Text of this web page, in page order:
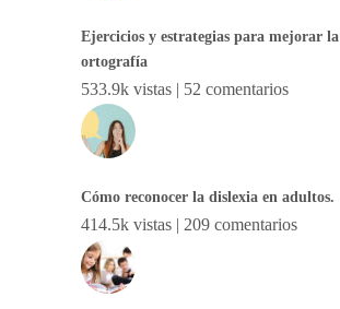
Ejercicios y estrategias para mejorar la
ortografía
533.9k vistas | 52 comentarios
Cómo reconocer la dislexia en adultos.
414.5k vistas | 209 comentarios